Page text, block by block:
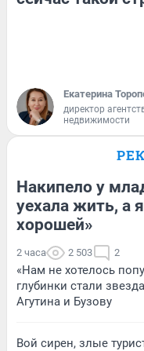
Екатерина
директор
недвижимости
Накипело у
уехала жить, а
хорошей»
2 часа 2 503 2
«Нам не хотелось
глубинки стали
Агутина и Бузову
Вой сирен, злые